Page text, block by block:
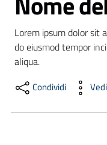
Siamo
Opportunità
Formazione
Lorem ipsum dolor sit
do eiusmod tempor
aliqua.
Condividi